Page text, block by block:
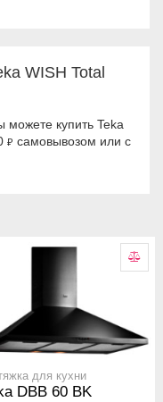
WISH Total
можете купить Teka
₽ самовывозом или с
для кухни
DBB 60 BK